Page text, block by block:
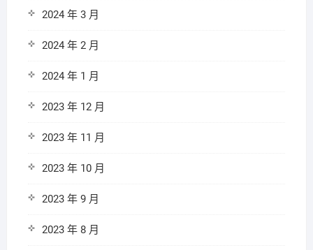
2024 年 3 月
2024 年 2 月
2024 年 1 月
2023 年 12 月
2023 年 11 月
2023 年 10 月
2023 年 9 月
2023 年 8 月